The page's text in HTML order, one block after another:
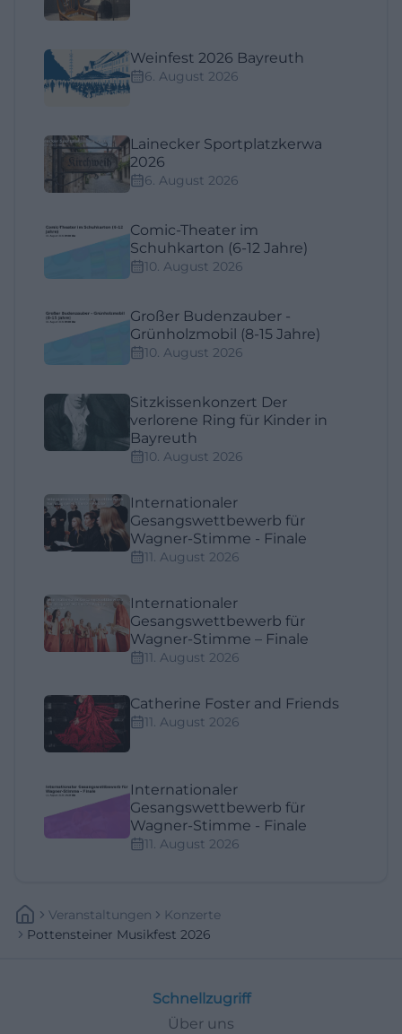
Weinfest 2026 Bayreuth
6. August 2026
Lainecker Sportplatzkerwa
2026
6. August 2026
Comic-Theater im
Schuhkarton (6-12 Jahre)
10. August 2026
Großer Budenzauber -
Grünholzmobil (8-15 Jahre)
10. August 2026
Sitzkissenkonzert Der
verlorene Ring für Kinder in
Bayreuth
10. August 2026
Internationaler
Gesangswettbewerb für
Wagner-Stimme - Finale
11. August 2026
Internationaler
Gesangswettbewerb für
Wagner-Stimme – Finale
11. August 2026
Catherine Foster and Friends
11. August 2026
Internationaler
Gesangswettbewerb für
Wagner-Stimme - Finale
11. August 2026
Veranstaltungen
Konzerte
Pottensteiner Musikfest 2026
Schnellzugriff
Über uns